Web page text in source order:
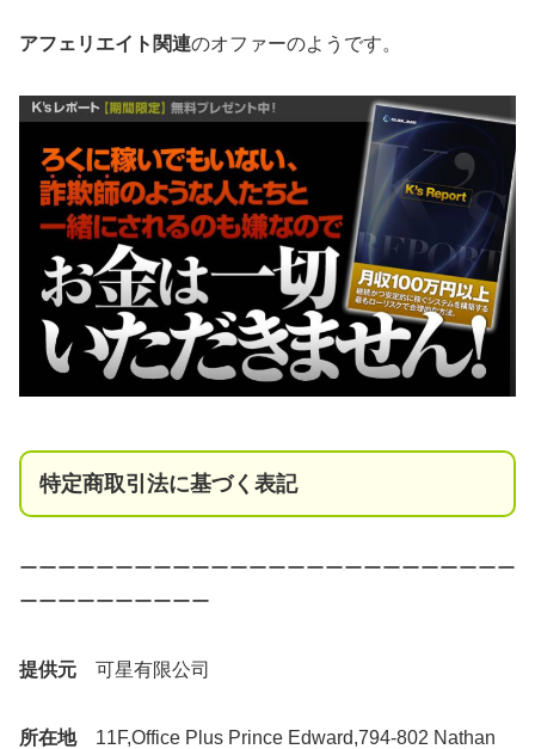
アフェリエイト関連のオファーのようです。
特定商取引法に基づく表記
ーーーーーーーーーーーーーーーーーーーーーーーーーー
ーーーーーーーーーー
提供元 可星有限公司
所在地11F,Office Plus Prince Edward,794-802 Nathan